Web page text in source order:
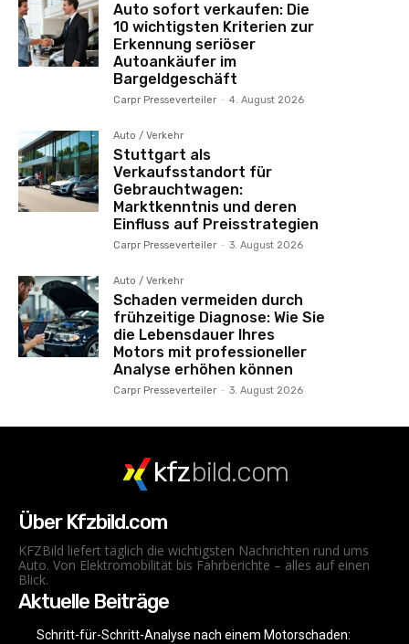
Auto sofort verkaufen: Die
10 wichtigsten Kriterien zur
Erkennung seriöser
Autoankäufer im
Bargeldgeschäft
Carpr Presseverteiler - 4. August 2026
Auto / Verkehr
Stuttgart als
Verkaufsstandort für
Gebrauchtwagen:
Marktkenntnis und deren
Einfluss auf Preisstrategien
Carpr Presseverteiler - 3. August 2026
Auto / Verkehr
Schaden vermeiden durch
frühzeitige Diagnose: Wie Sie
die Lebensdauer Ihres
Motors mit professioneller
Analyse erhöhen können
Carpr Presseverteiler - 3. August 2026
kfzbild.com
Über Kfzbild.com
KFZBild liefert täglich die wichtigsten Nachrichten rund ums
Auto. Von Elektromobilität bis Fahrberichte – alles auf einen
Blick.
Aktuelle Beiträge
Schritt-für-Schritt-Analyse nach einem Motorschaden: